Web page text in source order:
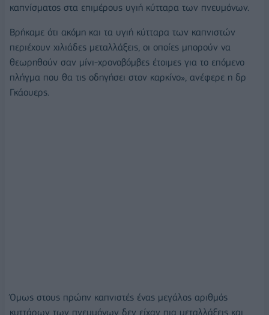
καπνίσματος στα επιμέρους υγιή κύτταρα των πνευμόνων.
Βρήκαμε ότι ακόμη και τα υγιή κύτταρα των καπνιστών
περιέχουν χιλιάδες μεταλλάξεις, οι οποίες μπορούν να
θεωρηθούν σαν μίνι-χρονοβόμβες έτοιμες για το επόμενο
πλήγμα που θα τις οδηγήσει στον καρκίνο», ανέφερε η δρ
Γκάουερς.
Όμως στους πρώην καπνιστές ένας μεγάλος αριθμός
κυττάρων των πνευμόνων δεν είχαν πια μεταλλάξεις και